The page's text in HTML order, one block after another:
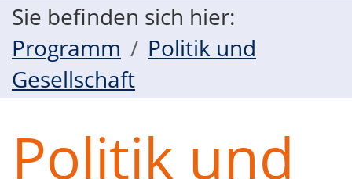
Sie befinden sich hier:
Programm
Politik und
Gesellschaft
Politik und